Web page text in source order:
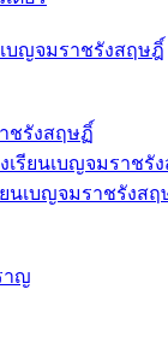
บญจมราชรังสฤษฎิ์
ชรังสฤษฏิ์
เรียนเบญจมราชรั
ยนเบญจมราชรังสฤ
าญ